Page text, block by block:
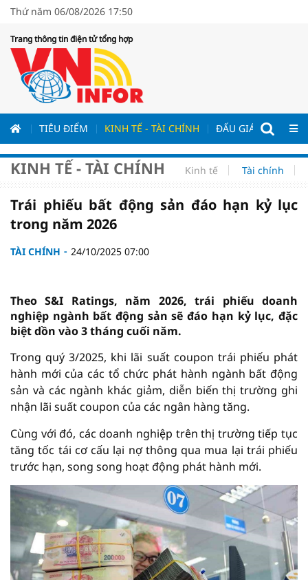
Thứ năm 06/08/2026 17:50
Trang thông tin điện tử tổng hợp
TIÊU ĐIỂM KINH TẾ - TÀI CHÍNH ĐẤU GIÁ - ĐẤU
KINH TẾ - TÀI CHÍNH Kinh tế Tài chính
Trái phiếu bất động sản đáo hạn kỷ lục
trong năm 2026
TÀI CHÍNH 24/10/2025 07:00
Theo S&I Ratings, năm 2026, trái phiếu doanh
nghiệp ngành bất động sản sẽ đáo hạn kỷ lục, đặc
biệt dồn vào 3 tháng cuối năm.
Trong quý 3/2025, khi lãi suất coupon trái phiếu phát
hành mới của các tổ chức phát hành ngành bất động
sản và các ngành khác giảm, diễn biến thị trường ghi
nhận lãi suất coupon của các ngân hàng tăng.
Cùng với đó, các doanh nghiệp trên thị trường tiếp tục
tăng tốc tái cơ cấu lại nợ thông qua mua lại trái phiếu
trước hạn, song song hoạt động phát hành mới.